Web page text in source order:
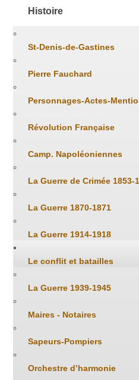
Histoire
St-Denis-de-Gastines
Pierre Fauchard
Personnages-Actes-
Révolution Française
Camp. Napoléoniennes
La Guerre de Crimée 1853-
La Guerre 1870-1871
La Guerre 1914-1918
Le conflit et batailles
La Guerre 1939-1945
Maires - Notaires
Sapeurs-Pompiers
Orchestre d’harmonie